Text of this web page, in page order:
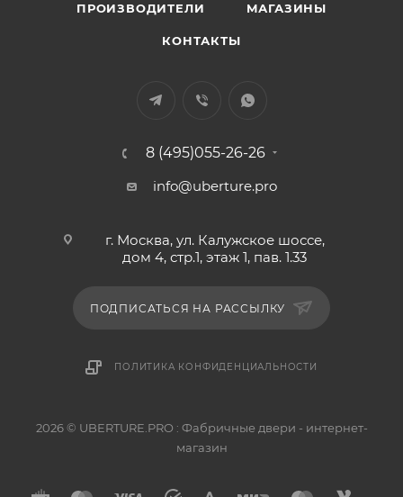
ПРОИЗВОДИТЕЛИ МАГАЗИНЫ
КОНТАКТЫ
8 (495)055-26-26
info@uberture.pro
г. Москва, ул. Калужское шоссе,
дом 4, стр.1, этаж 1, пав. 1.33
ПОДПИСАТЬСЯ НА РАССЫЛКУ
ПОЛИТИКА КОНФИДЕНЦИАЛЬНОСТИ
2026 © UBERTURE.PRO : Фабричные двери - интернет-
магазин